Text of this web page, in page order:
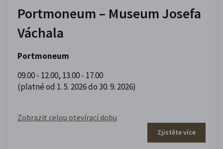
Portmoneum – Museum Josefa
Váchala
Portmoneum
09.00 - 12.00, 13.00 - 17.00
(platné od 1. 5. 2026 do 30. 9. 2026)
Zobrazit celou otevírací dobu
Zjistěte více